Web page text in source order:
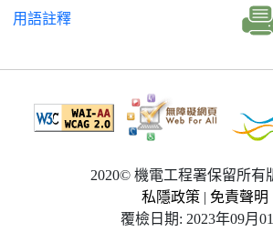
用語註釋
2020© 機電工程署保留所有
私隱政策 | 免責聲明
覆檢日期: 2023年09月